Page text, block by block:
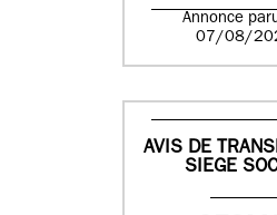
Annonce
07/08/
AVIS DE
SIEGE